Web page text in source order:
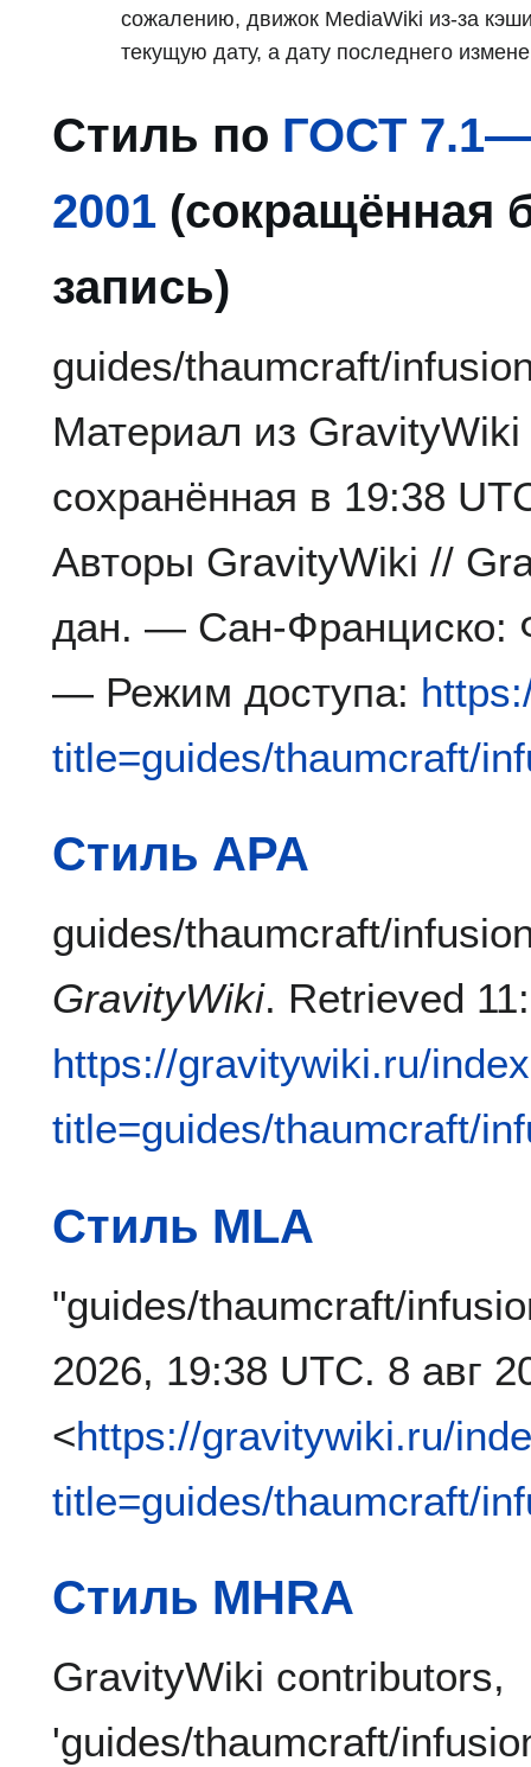
сожалению, движок MediaWiki из-за
текущую дату, а дату последнего
Стиль по ГОСТ
2001 (сокращённая
запись)
guides/thaumcraft/
Материал из
сохранённая в 19:38
Авторы GravityWiki //
дан. — Сан-Франциско:
— Режим доступа:
title=guides/thaumcraft/
Стиль APA
guides/thaumcraft/
GravityWiki. Retrieved
https://gravitywiki.ru/
title=guides/thaumcraft/
Стиль MLA
"guides/thaumcraft/
2026, 19:38 UTC. 8 авг
<https://gravitywiki.ru/
title=guides/thaumcraft/
Стиль MHRA
GravityWiki contributors,
'guides/thaumcraft/